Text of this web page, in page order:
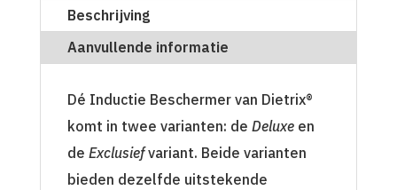
Beschrijving
Aanvullende informatie
Dé Inductie Beschermer van Dietrix®
komt in twee varianten: de Deluxeen
de Exclusiefvariant. Beide varianten
bieden dezelfde uitstekende